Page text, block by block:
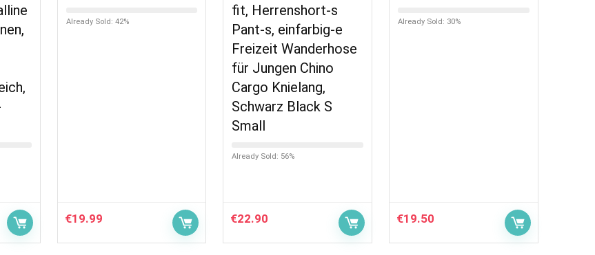
Already Sold: 42%
€19.99
fit, Herrenshort-s
Pant-s, einfarbig-e
Freizeit Wanderhose
für Jungen Chino
Cargo Knielang,
Schwarz Black S
Small
Already Sold: 56%
€22.90
Already Sold: 30%
€19.50